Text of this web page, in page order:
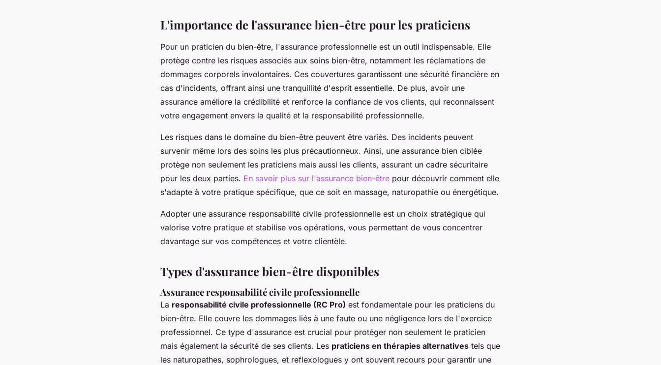
L'importance de l'assurance bien-être pour les praticiens
Pour un praticien du bien-être, l'assurance professionnelle est un outil indispensable. Elle
protège contre les risques associés aux soins bien-être, notamment les réclamations de
dommages corporels involontaires. Ces couvertures garantissent une sécurité financière en
cas d'incidents, offrant ainsi une tranquillité d'esprit essentielle. De plus, avoir une
assurance améliore la crédibilité et renforce la confiance de vos clients, qui reconnaissent
votre engagement envers la qualité et la responsabilité professionnelle.
Les risques dans le domaine du bien-être peuvent être variés. Des incidents peuvent
survenir même lors des soins les plus précautionneux. Ainsi, une assurance bien ciblée
protège non seulement les praticiens mais aussi les clients, assurant un cadre sécuritaire
pour les deux parties. En savoir plus sur l'assurance bien-être pour découvrir comment elle
s'adapte à votre pratique spécifique, que ce soit en massage, naturopathie ou énergétique.
Adopter une assurance responsabilité civile professionnelle est un choix stratégique qui
valorise votre pratique et stabilise vos opérations, vous permettant de vous concentrer
davantage sur vos compétences et votre clientèle.
Types d'assurance bien-être disponibles
Assurance responsabilité civile professionnelle
La responsabilité civile professionnelle (RC Pro) est fondamentale pour les praticiens du
bien-être. Elle couvre les dommages liés à une faute ou une négligence lors de l'exercice
professionnel. Ce type d'assurance est crucial pour protéger non seulement le praticien
mais également la sécurité de ses clients. Les praticiens en thérapies alternatives tels que
les naturopathes, sophrologues, et reflexologues y ont souvent recours pour garantir une